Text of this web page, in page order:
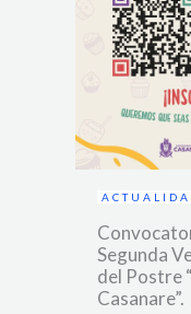
Segunda
del Postre
Casanare”.